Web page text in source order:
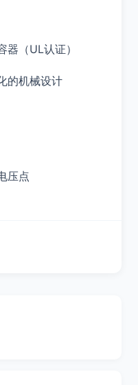
（UL认证）
的机械设计
压点